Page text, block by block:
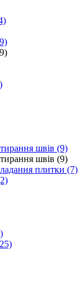
швів (9)
швів (9)
плитки (7)